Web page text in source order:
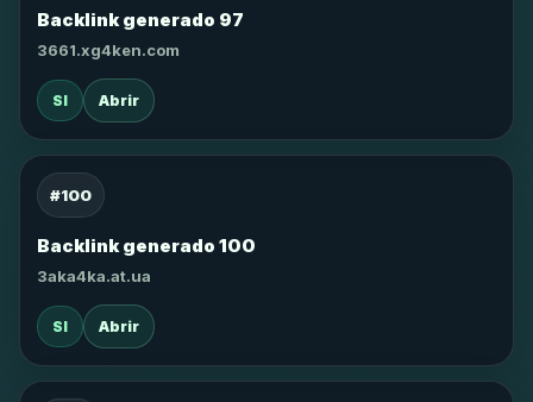
Backlink generado 97
3661.xg4ken.com
SI Abrir
#100
Backlink generado 100
3aka4ka.at.ua
SI Abrir